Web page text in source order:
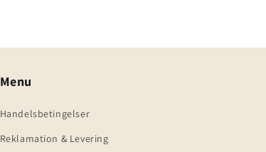
Menu
Handelsbetingelser
Reklamation & Levering